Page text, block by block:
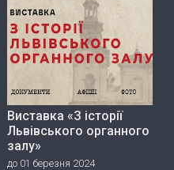
Виставка «З історії
Львівського органного
залу»
до 01 березня 2024